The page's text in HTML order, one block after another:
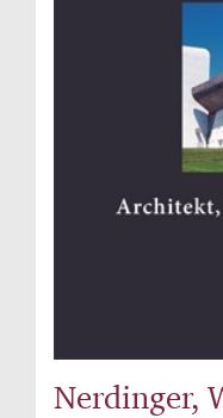
Nerdinger,